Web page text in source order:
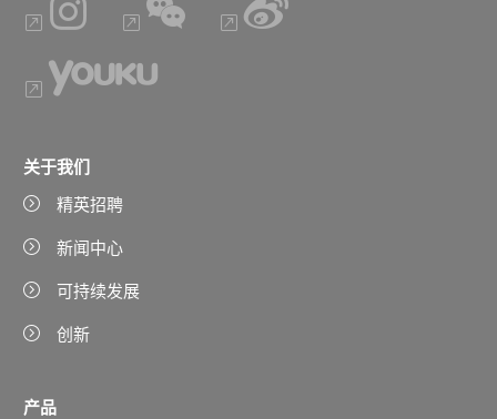
关于我们
精英招聘
新闻中心
可持续发展
创新
产品